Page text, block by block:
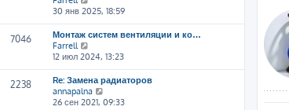
д
н
е
м
у
о
о
б
и
п
с
д
н
е
е
р
е
т
к
п
о
30 янв 2025, 18:59
7046
Монтаж систем вентиляции и ко…
Farrell
е
р
е
й
т
12 июл 2024, 13:23
2238
Re: Замена радиаторов
annapalna
е
26 сен 2021, 09:33